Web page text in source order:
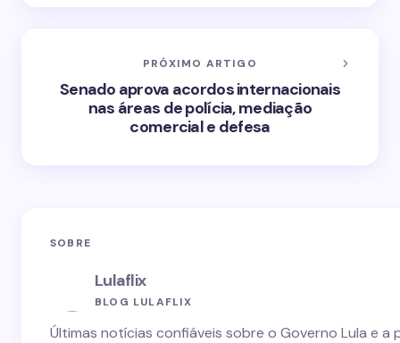
PRÓXIMO ARTIGO
Senado aprova acordos internacionais
nas áreas de polícia, mediação
comercial e defesa
SOBRE
Lulaflix
BLOG LULAFLIX
Últimas notícias confiáveis sobre o Governo Lula e